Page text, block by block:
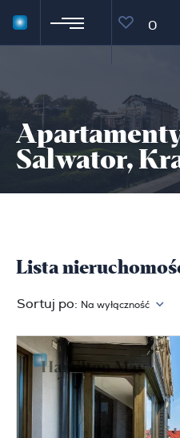
0
Salwator,
Lista
Sortuj po: Na wyłączność